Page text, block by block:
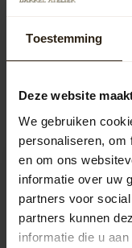
Toestemming
Deze website
We gebruiken
personaliseren, om
en om ons
informatie over uw
partners voor
partners kunnen
informatie die u
Neem gerust
Recently